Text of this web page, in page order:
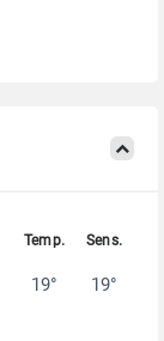
19° 19°